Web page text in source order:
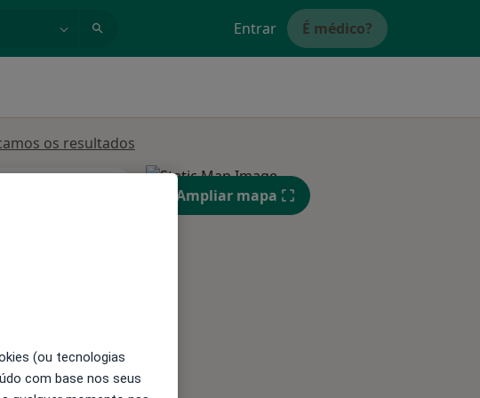
Entrar É médico?
os resultados
Qua Qui,
13 Ago
Ampliar mapa
(ou tecnologias
com base nos seus